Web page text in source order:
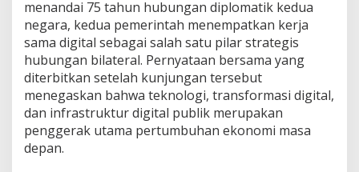
a
n
n
d
o
n
e
s
i
menandai 75 tahun hubungan diplomatik kedua
negara, kedua pemerintah menempatkan kerja
sama digital sebagai salah satu pilar strategis
hubungan bilateral. Pernyataan bersama yang
diterbitkan setelah kunjungan tersebut
menegaskan bahwa teknologi, transformasi digital,
dan infrastruktur digital publik merupakan
penggerak utama pertumbuhan ekonomi masa
depan.